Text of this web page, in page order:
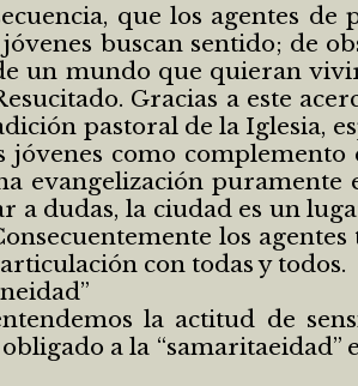
que los agentes
buscan sentido; de
un mundo que quieran
Gracias a este
pastoral de la Iglesia,
como complemento
evangelización
a dudas, la ciudad es un
los
con todas y todos.
la actitud de
a la “samaritaeidad”